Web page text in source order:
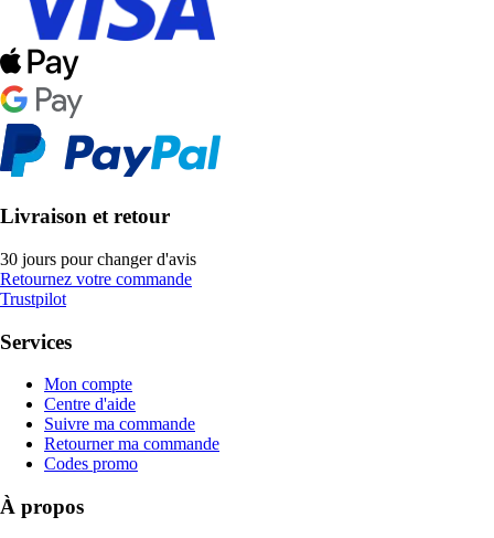
Livraison et retour
30 jours pour changer d'avis
Retournez votre commande
Trustpilot
Services
Mon compte
Centre d'aide
Suivre ma commande
Retourner ma commande
Codes promo
À propos